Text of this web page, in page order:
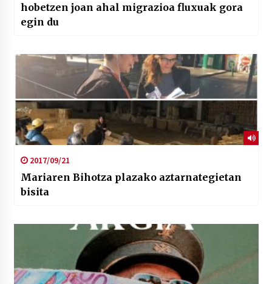
hobetzen joan ahal migrazioa fluxuak gora
egin du
2017/09/21
Mariaren Bihotza plazako aztarnategietan
bisita